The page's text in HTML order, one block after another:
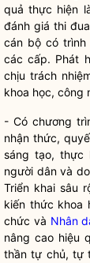
quả thực hiện
đánh giá thi
cán bộ có
các cấp. Phát
chịu trách
khoa học, công
- Có chương
nhận thức,
sáng tạo, thực
người dân và
Triển khai sâu
kiến thức khoa
chức và Nhân
nâng cao hiệu
thần tự chủ, tự